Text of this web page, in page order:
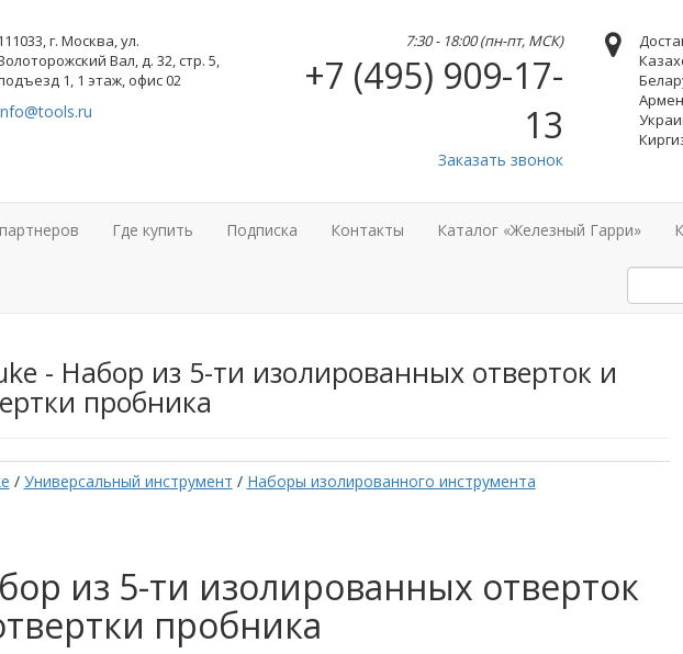
г. Москва, ул.
Вал, д. 32, стр. 5,
1, 1 этаж, офис 02
7:30 - 18:00 (пн-пт, МСК)
+7 (495) 909-17-
13
Заказать звонок
Где купить Подписка Контакты Каталог «Железный Гарри»
- Набор из 5-ти изолированных отверток и
пробника
/ Универсальный инструмент / Наборы изолированного инструмента
из 5-ти изолированных отверток
пробника